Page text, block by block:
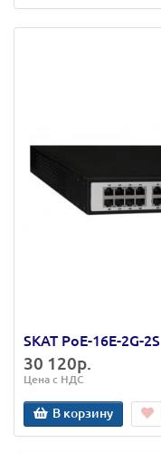
SKAT PoE-16E-2G-2S
30 120р.
Цена с НДС
В корзину